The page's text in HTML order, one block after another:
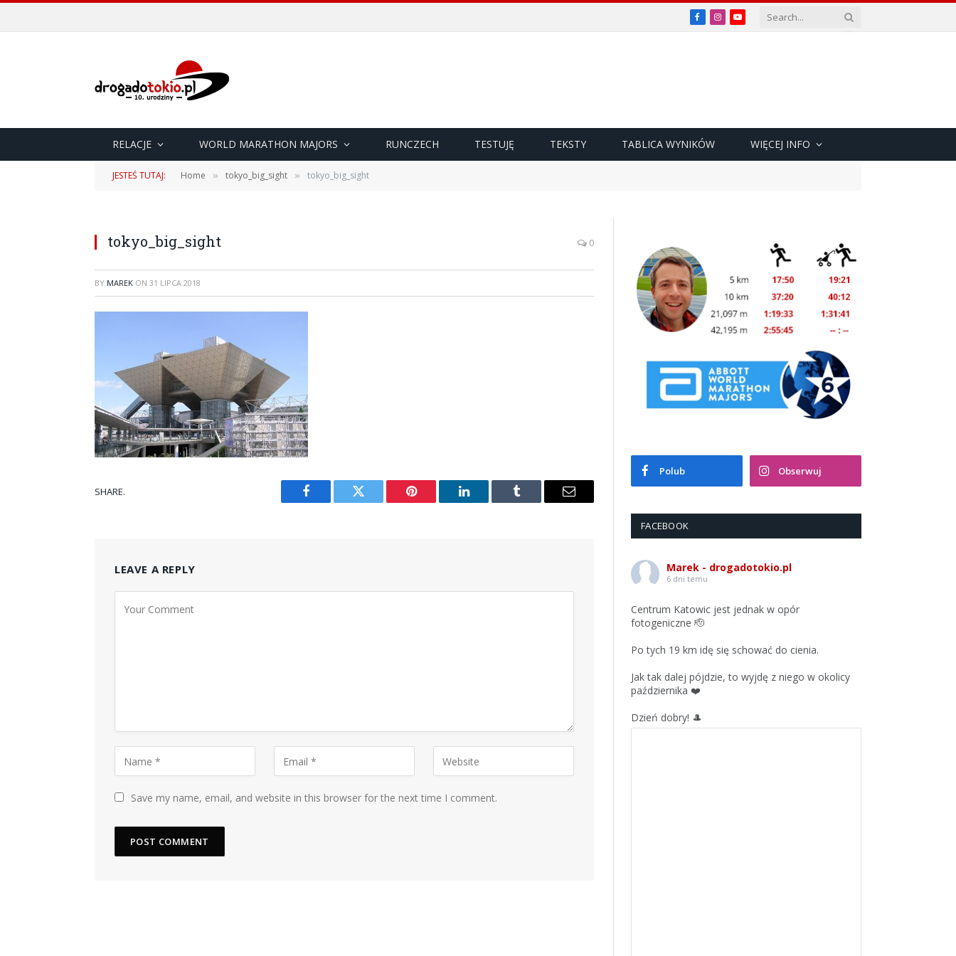
Facebook
InstagramYouTube
RELACJE WORLD MARATHON MAJORS RUNCZECH TESTUJĘ TEKSTY TABLICA WYNIKÓW WIĘCEJ INFO
JESTEŚ TUTAJ: Home » tokyo_big_sight » tokyo_big_sight
tokyo_big_sight 0
BY MAREK ON 31 LIPCA 2018
SHARE.
Facebook Twitter Pinterest LinkedIn Tumblr Email
LEAVE A REPLY
Save my name, email, and website in this browser for the next time I comment.
Polub Obserwuj
FACEBOOK
Marek - drogadotokio.pl
6 dni temu
Centrum Katowic jest jednak w opór
fotogeniczne 🫡
Po tych 19 km idę się schować do cienia.
Jak tak dalej pójdzie, to wyjdę z niego w okolicy
października ❤️
Dzień dobry! 🎩